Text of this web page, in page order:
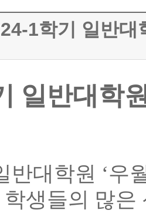
1학기 일반대
일반대학
반대학원 ‘우
생들의 많은